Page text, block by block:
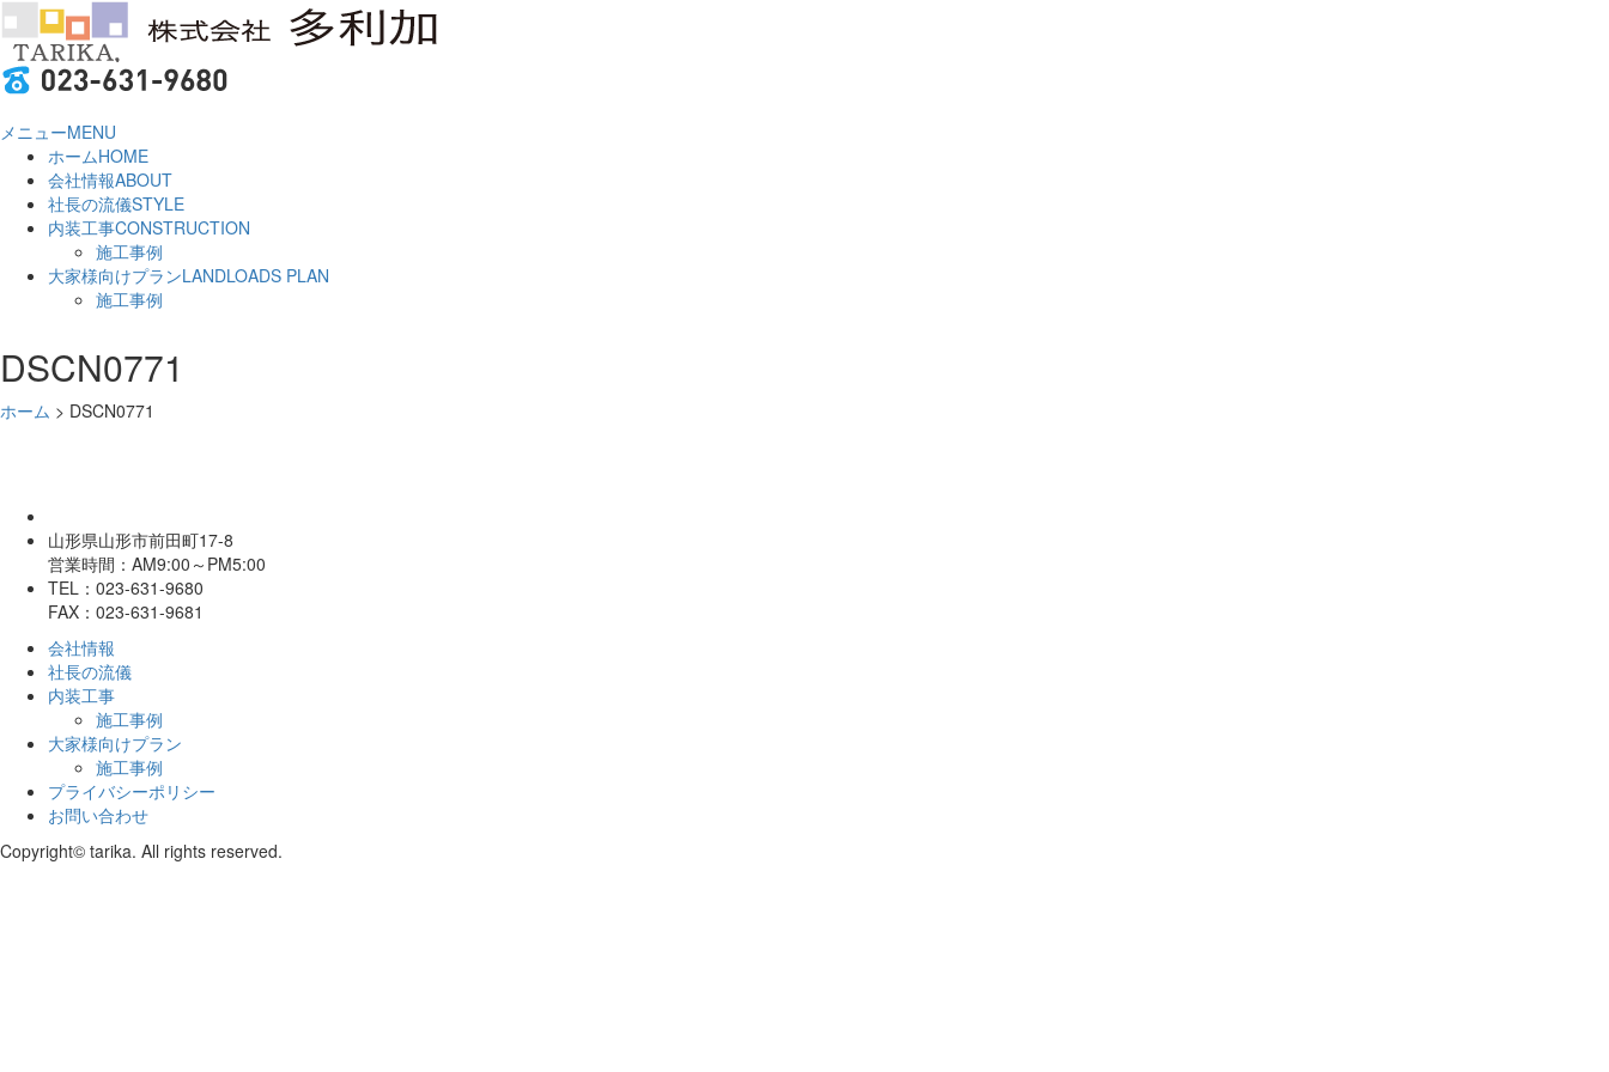
メニューMENU
ホームHOME
会社情報ABOUT
社長の流儀STYLE
内装工事CONSTRUCTION
施工事例
大家様向けプランLANDLOADS PLAN
施工事例
DSCN0771
ホーム > DSCN0771
山形県山形市前田町17-8
営業時間：AM9:00～PM5:00
TEL：023-631-9680
FAX：023-631-9681
会社情報
社長の流儀
内装工事
施工事例
大家様向けプラン
施工事例
プライバシーポリシー
お問い合わせ
Copyright© tarika. All rights reserved.